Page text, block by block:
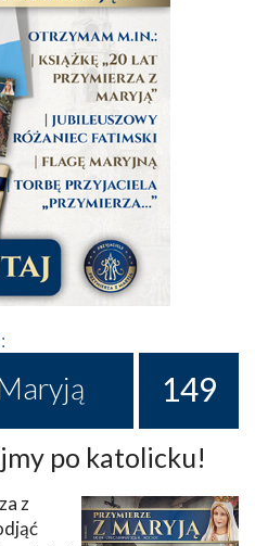
149
po katolicku!
z